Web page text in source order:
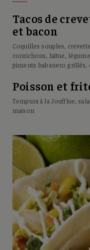
Tacos de
et bacon
Coquilles souples,
cornichons, laitue,
piments habanero grillés,
Poisson et
Tempura à la Joufflue,
maison